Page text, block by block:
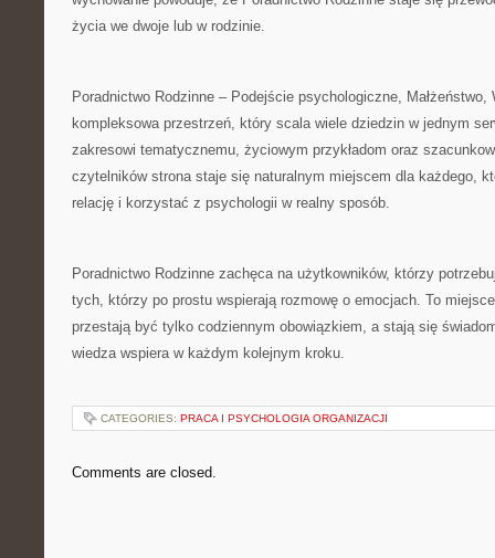
życia we dwoje lub w rodzinie.
Poradnictwo Rodzinne – Podejście psychologiczne, Małżeństwo,
kompleksowa przestrzeń, który scala wiele dziedzin w jednym
zakresowi tematycznemu, życiowym przykładom oraz
czytelników strona staje się naturalnym miejscem dla każdego,
relację i korzystać z psychologii w realny sposób.
Poradnictwo Rodzinne zachęca na użytkowników, którzy
tych, którzy po prostu wspierają rozmowę o emocjach. To
przestają być tylko codziennym obowiązkiem, a stają się
wiedza wspiera w każdym kolejnym kroku.
CATEGORIES: PRACA I PSYCHOLOGIA ORGANIZACJI
Comments are closed.